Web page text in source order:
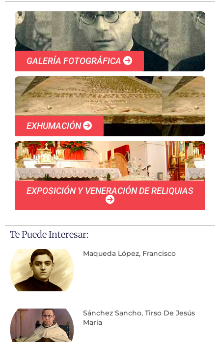
GALERÍA FOTOGRÁFICA
EXHUMACIÓN
EXPOSICIÓN Y VENERACIÓN DE RELIQUIAS
Te Puede Interesar:
Maqueda López, Francisco
Sánchez Sancho, Tirso De Jesús
María